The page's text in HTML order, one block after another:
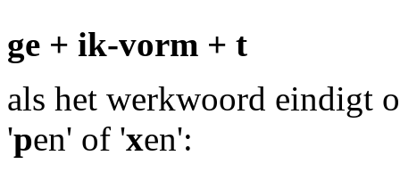
ge + ik-vorm + t
als het werkwoord eindigt
'pen' of 'xen':